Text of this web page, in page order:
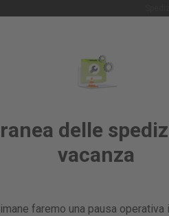
delle
vacanza
faremo una pausa